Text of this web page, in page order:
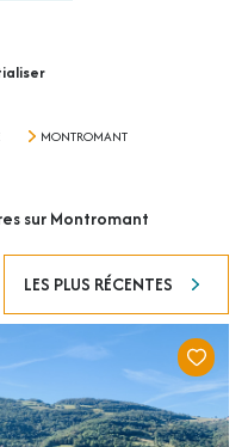
MONTROMANT
sur Montromant
LES PLUS RÉCENTES